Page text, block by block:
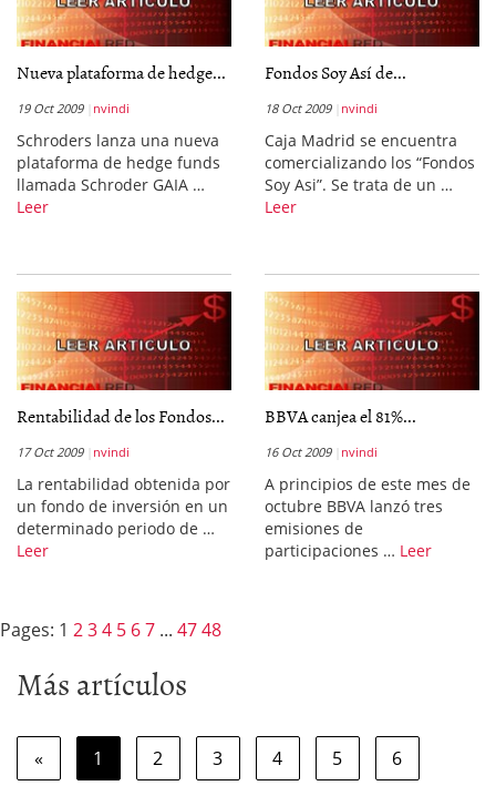
Nueva plataforma de hedge...
19 Oct 2009 nvindi
Schroders lanza una nueva
plataforma de hedge funds
llamada Schroder GAIA …
Leer
Fondos Soy Así de...
18 Oct 2009 nvindi
Caja Madrid se encuentra
comercializando los “Fondos
Soy Asi”. Se trata de un …
Leer
Rentabilidad de los Fondos...
17 Oct 2009 nvindi
La rentabilidad obtenida por
un fondo de inversión en un
determinado periodo de …
Leer
BBVA canjea el 81%...
16 Oct 2009 nvindi
A principios de este mes de
octubre BBVA lanzó tres
emisiones de
participaciones … Leer
Pages: 1 234 5 67 ... 4748
Más artículos
« 1 2 3 4 5 6